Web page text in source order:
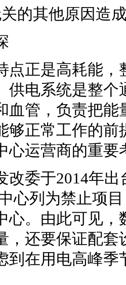
的其他原因造
点正是高耗能
供电系统是整
血管，负责把
够正常工作的
心运营商的重要
改委于2014年
心列为禁止项
心。由此可见
，还要保证配
到在用电高峰